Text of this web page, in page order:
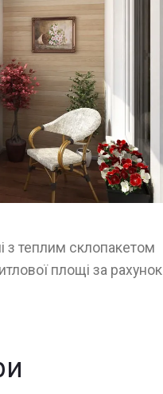
з теплим склопакетом
площі за рахунок